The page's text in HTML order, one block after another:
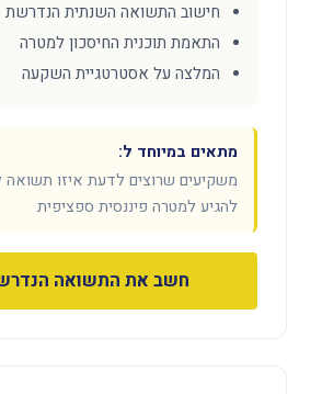
חישוב התשואה השנתית הנדרשת
התאמת תוכנית החיסכון למטרה
המלצה על אסטרטגיית השקעה
מתאים במיוחד ל:
משקיעים שרוצים לדעת איזו תשואה
להגיע למטרה פיננסית ספציפית
חשב את התשואה